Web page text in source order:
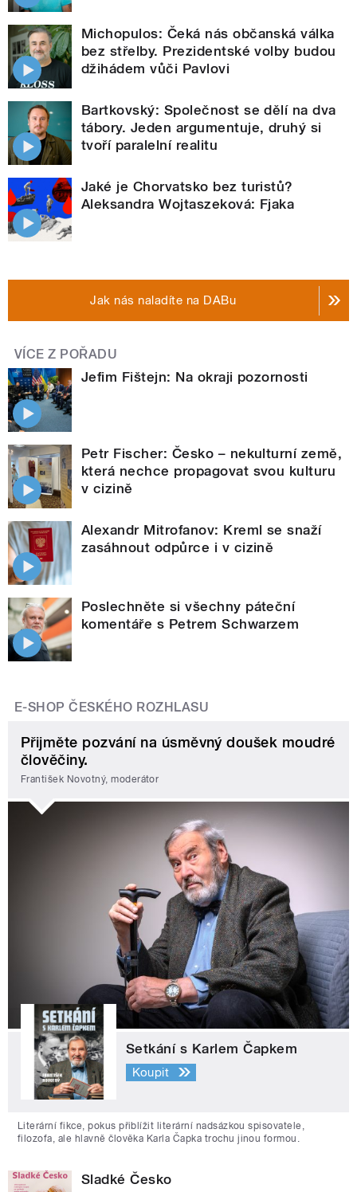
Michopulos: Čeká nás občanská válka
bez střelby. Prezidentské volby budou
džihádem vůči Pavlovi
Bartkovský: Společnost se dělí na dva
tábory. Jeden argumentuje, druhý si
tvoří paralelní realitu
Jaké je Chorvatsko bez turistů?
Aleksandra Wojtaszeková: Fjaka
Jak nás naladíte na DABu
VÍCE Z POŘADU
Jefim Fištejn: Na okraji pozornosti
Petr Fischer: Česko – nekulturní země,
která nechce propagovat svou kulturu
v cizině
Alexandr Mitrofanov: Kreml se snaží
zasáhnout odpůrce i v cizině
Poslechněte si všechny páteční
komentáře s Petrem Schwarzem
E-SHOP ČESKÉHO ROZHLASU
Přijměte pozvání na úsměvný doušek moudré
člověčiny.
František Novotný, moderátor
Setkání s Karlem Čapkem
Koupit
Literární fikce, pokus přiblížit literární nadsázkou spisovatele,
filozofa, ale hlavně člověka Karla Čapka trochu jinou formou.
Sladké Česko